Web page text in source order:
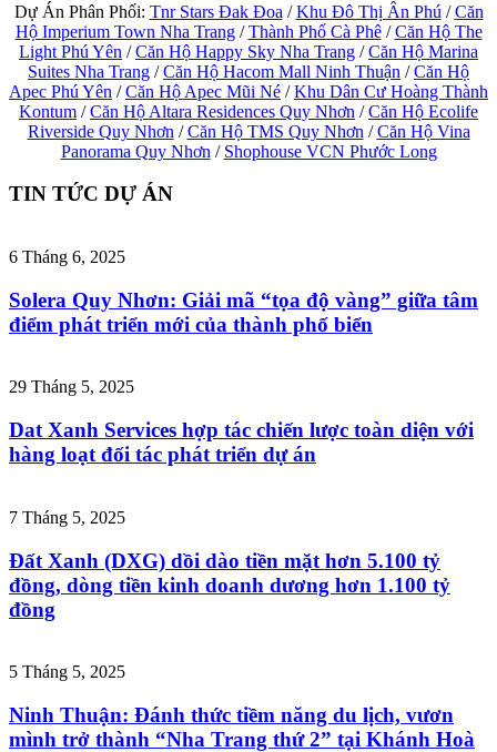
Dự Án Phân Phối: Tnr Stars Đak Đoa /Khu Đô Thị Ân Phú /Căn
Hộ Imperium Town Nha Trang/Thành Phố Cà Phê/Căn Hộ The
Light Phú Yên /Căn Hộ Happy Sky Nha Trang /Căn Hộ Marina
Suites Nha Trang /Căn Hộ Hacom Mall Ninh Thuận /Căn Hộ
Apec Phú Yên /Căn Hộ Apec Mũi Né /Khu Dân Cư Hoàng Thành
Kontum /Căn Hộ Altara Residences Quy Nhơn /Căn Hộ Ecolife
Riverside Quy Nhơn /Căn Hộ TMS Quy Nhơn /Căn Hộ Vina
Panorama Quy Nhơn / Shophouse VCN Phước Long
TIN TỨC DỰ ÁN
6 Tháng 6, 2025
Solera Quy Nhơn: Giải mã “tọa độ vàng” giữa tâm
điểm phát triển mới của thành phố biển
29 Tháng 5, 2025
Dat Xanh Services hợp tác chiến lược toàn diện với
hàng loạt đối tác phát triển dự án
7 Tháng 5, 2025
Đất Xanh (DXG) dồi dào tiền mặt hơn 5.100 tỷ
đồng, dòng tiền kinh doanh dương hơn 1.100 tỷ
đồng
5 Tháng 5, 2025
Ninh Thuận: Đánh thức tiềm năng du lịch, vươn
mình trở thành “Nha Trang thứ 2” tại Khánh Hoà